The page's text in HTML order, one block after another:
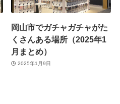
岡山市でガチャガチャがた
くさんある場所（2025年1
月まとめ）
2025年1月9日